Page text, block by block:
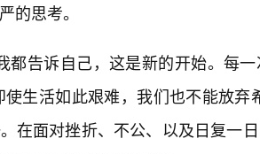
的思考。
都告诉自己，这是新的开始。每
使生活如此艰难，我们也不能放弃
在面对挫折、不公、以及日复一